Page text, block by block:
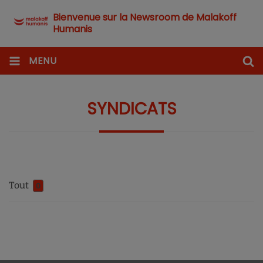
Bienvenue sur la Newsroom de Malakoff
Humanis
MENU
SYNDICATS
Tout 0